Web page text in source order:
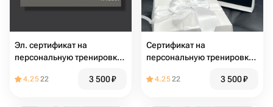
Эл. сертификат на
персональную тренировку
4.2522 3 500₽
Сертификат на
персональную тренировку
4.2522 3 500₽